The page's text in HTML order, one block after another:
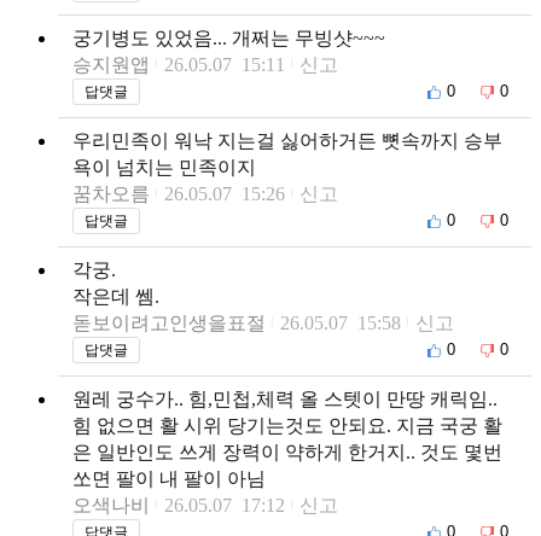
궁기병도 있었음... 개쩌는 무빙샷~~~
승지원앱
26.05.07 15:11 신고
답댓글 0 0
우리민족이 워낙 지는걸 싫어하거든 뼛속까지 승부
욕이 넘치는 민족이지
꿈차오름
26.05.07 15:26 신고
답댓글 0 0
각궁.
작은데 쎔.
돋보이려고인생을표절
26.05.07 15:58 신고
답댓글 0 0
원레 궁수가.. 힘,민첩,체력 올 스텟이 만땅 캐릭임..
힘 없으면 활 시위 당기는것도 안되요. 지금 국궁 활
은 일반인도 쓰게 장력이 약하게 한거지.. 것도 몇번
쏘면 팔이 내 팔이 아님
오색나비
26.05.07 17:12 신고
답댓글 0 0